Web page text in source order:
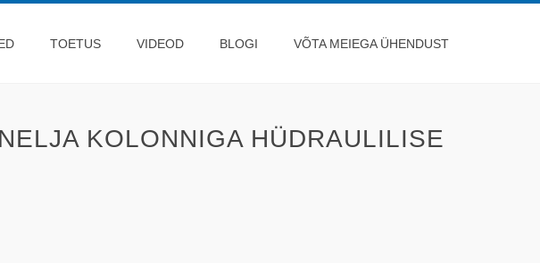
TOETUS VIDEOD BLOGI VÕTA MEIEGA ÜHENDUST
KOLONNIGA HÜDRAULILISE